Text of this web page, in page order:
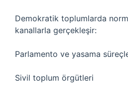
Demokratik toplumlarda
kanallarla gerçekleşir:
Parlamento ve yasama
Sivil toplum örgütleri